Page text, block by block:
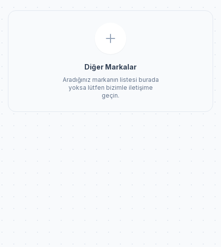
Diğer Markalar
Aradığınız markanın listesi burada
yoksa lütfen bizimle iletişime
geçin.